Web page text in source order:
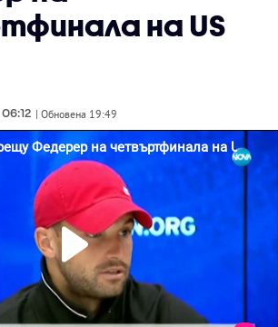
на US
| Обновена 19:49